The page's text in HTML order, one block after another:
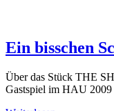
Ein bisschen
Über das Stück THE
Gastspiel im HAU 2009